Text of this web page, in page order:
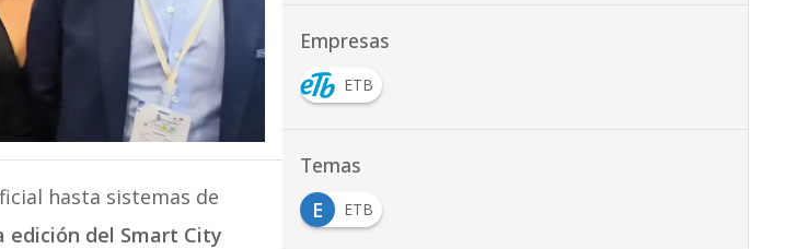
hasta sistemas de
edición del Smart City
Empresas
ETB
Temas
E
ETB